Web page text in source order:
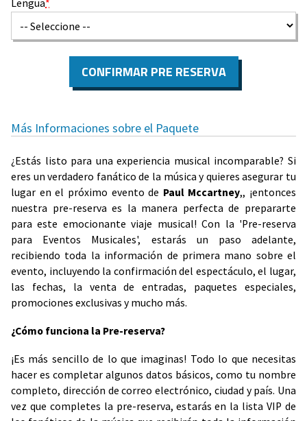
CONFIRMAR PRE RESERVA
Más Informaciones sobre el Paquete
¿Estás listo para una experiencia musical incomparable? Si
eres un verdadero fanático de la música y quieres asegurar tu
lugar en el próximo evento de Paul Mccartney,, ¡entonces
nuestra pre-reserva es la manera perfecta de prepararte
para este emocionante viaje musical! Con la 'Pre-reserva
para Eventos Musicales', estarás un paso adelante,
recibiendo toda la información de primera mano sobre el
evento, incluyendo la confirmación del espectáculo, el lugar,
las fechas, la venta de entradas, paquetes especiales,
promociones exclusivas y mucho más.
¿Cómo funciona la Pre-reserva?
¡Es más sencillo de lo que imaginas! Todo lo que necesitas
hacer es completar algunos datos básicos, como tu nombre
completo, dirección de correo electrónico, ciudad y país. Una
vez que completes la pre-reserva, estarás en la lista VIP de